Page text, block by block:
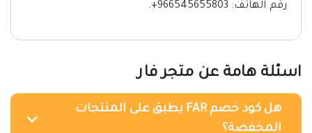
رقم الهاتف: 966545655803+.
اسئلة هامة عن متجر فار
هل كود خصم FAR يطبق على المنتجات
المخفضة؟